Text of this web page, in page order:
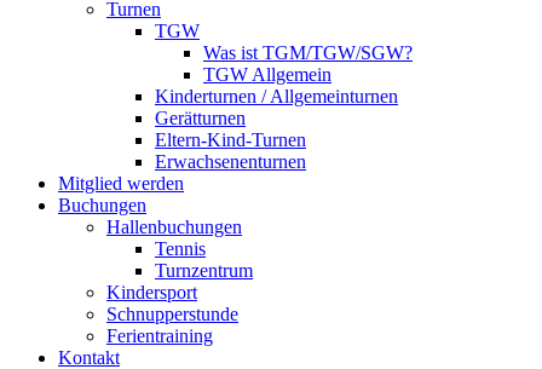
Turnen
TGW
Was ist TGM/TGW/SGW?
TGW Allgemein
Kinderturnen / Allgemeinturnen
Gerätturnen
Eltern-Kind-Turnen
Erwachsenenturnen
Mitglied werden
Buchungen
Hallenbuchungen
Tennis
Turnzentrum
Kindersport
Schnupperstunde
Ferientraining
Kontakt